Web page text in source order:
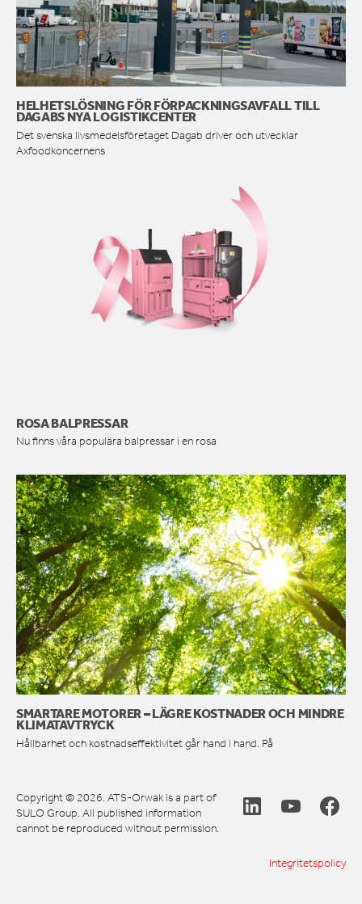
HELHETSLÖSNING FÖR FÖRPACKNINGSAVFALL TILL
DAGABS NYA LOGISTIKCENTER
Det svenska livsmedelsföretaget Dagab driver och utvecklar
Axfoodkoncernens
ROSA BALPRESSAR
Nu finns våra populära balpressar i en rosa
SMARTARE MOTORER – LÄGRE KOSTNADER OCH MINDRE
KLIMATAVTRYCK
Hållbarhet och kostnadseffektivitet går hand i hand. På
Copyright © 2026. ATS-Orwak is a part of
SULO Group. All published information
cannot be reproduced without permission.
Integritetspolicy